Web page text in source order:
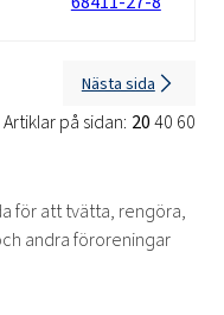
Artiklar på sidan: 2040 60
Nästa sida
för att tvätta, rengöra,
andra föroreningar